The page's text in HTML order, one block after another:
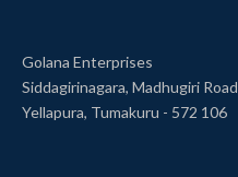
Golana Enterprises
Siddagirinagara, Madhugiri Road
Yellapura, Tumakuru - 572 106